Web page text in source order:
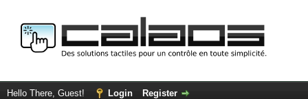
Hello There, Guest! Login Register